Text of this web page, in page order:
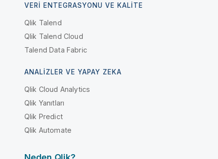
VERI ENTEGRASYONU VE KALITE
Qlik Talend
Qlik Talend Cloud
Talend Data Fabric
ANALIZLER VE YAPAY ZEKA
Qlik Cloud Analytics
Qlik Yanıtları
Qlik Predict
Qlik Automate